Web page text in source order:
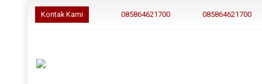
Kontak Kami 085864621700 085864621700